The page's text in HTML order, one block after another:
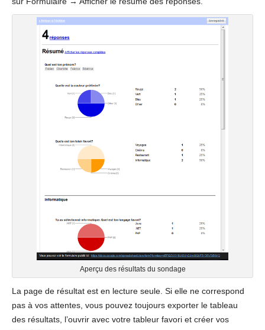
Aperçu des résultats du sondage
La page de résultat est en lecture seule. Si elle ne correspond
pas à vos attentes, vous pouvez toujours exporter le tableau
des résultats, l’ouvrir avec votre tableur favori et créer vos